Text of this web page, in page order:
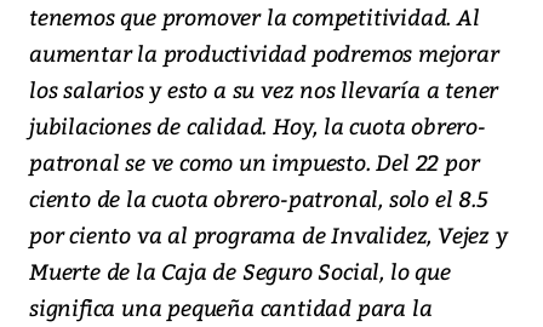
tenemos que promover la competitividad. Al
aumentar la productividad podremos mejorar
los salarios y esto a su vez nos llevaría a tener
jubilaciones de calidad. Hoy, la cuota obrero-
patronal se ve como un impuesto. Del 22 por
ciento de la cuota obrero-patronal, solo el 8.5
por ciento va al programa de Invalidez, Vejez y
Muerte de la Caja de Seguro Social, lo que
significa una pequeña cantidad para la